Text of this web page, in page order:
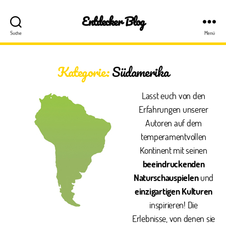
Suche
Entdecker Blog
Menü
Kategorie:Südamerika
Lasst euch von den
Erfahrungen unserer
Autoren auf dem
temperamentvollen
Kontinent mit seinen
beeindruckenden
Naturschauspielenund
einzigartigen Kulturen
inspirieren! Die
Erlebnisse, von denen sie